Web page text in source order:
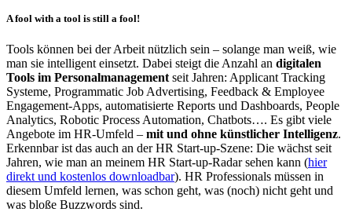
A fool with a tool is still a fool!
Tools können bei der Arbeit nützlich sein – solange man weiß, wie
man sie intelligent einsetzt. Dabei steigt die Anzahl an digitalen
Tools im Personalmanagement seit Jahren: Applicant Tracking
Systeme, Programmatic Job Advertising, Feedback & Employee
Engagement-Apps, automatisierte Reports und Dashboards, People
Analytics, Robotic Process Automation, Chatbots…. Es gibt viele
Angebote im HR-Umfeld – mit und ohne künstlicher Intelligenz.
Erkennbar ist das auch an der HR Start-up-Szene: Die wächst seit
Jahren, wie man an meinem HR Start-up-Radar sehen kann (hier
direkt und kostenlos downloadbar). HR Professionals müssen in
diesem Umfeld lernen, was schon geht, was (noch) nicht geht und
was bloße Buzzwords sind.